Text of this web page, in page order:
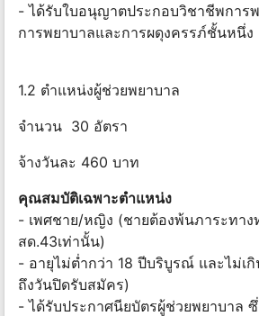
- ได้รับใบอนุญาตประกอบวิชาชีพการ
การพยาบาลและการผดุงครรภ์ชั้นหนึ่ง
1.2 ตำแหน่งผู้ช่วยพยาบาล
จำนวน 30 อัตรา
จ้างวันละ 460 บาท
คุณสมบัติเฉพาะตำแหน่ง
- เพศชาย/หญิง (ชายต้องพ้นภาระทา
สด.43เท่านั้น)
- อายุไม่ต่ำกว่า 18 ปีบริบูรณ์ และไม่เ
ถึงวันปิดรับสมัคร)
- ได้รับประกาศนียบัตรผู้ช่วยพยาบาล ซึ่